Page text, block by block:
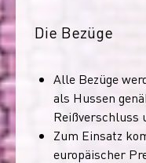
Die Bezüge
Alle Bezüge
als Hussen
Reißverschluss
Zum Einsatz
europäischer